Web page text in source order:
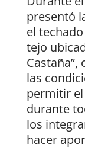
presentó
el
tejo
las
permitir
durante
los
hacer